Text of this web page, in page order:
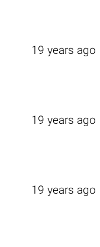
19 years ago
19 years ago
19 years ago